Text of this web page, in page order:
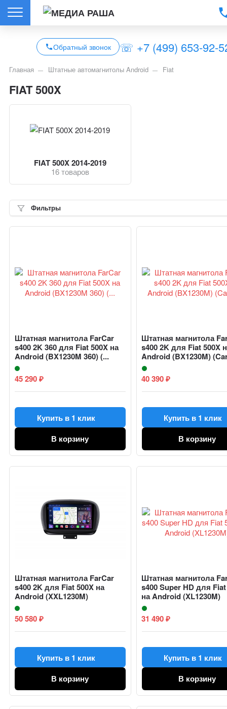
Обратный звонок ☏ +7 (499) 653-92-
Главная Штатные автомагнитолы Android Fiat
FIAT 500X
FIAT 500X 2014-2019
16 товаров
Фильтры
Штатная магнитола FarCar
s400 2K 360 для Fiat 500X на
Android (BX1230M 360) (...
45 290₽
Купить в 1 клик
В корзину
Штатная магнитола
s400 2K для Fiat 500X
Android (BX1230M)
40 390₽
Купить в 1 клик
В корзину
Штатная магнитола FarCar
s400 2K для Fiat 500X на
Android (XXL1230M)
50 580₽
Купить в 1 клик
В корзину
Штатная магнитола
s400 Super HD для
на Android (XL1230M)
31 490₽
Купить в 1 клик
В корзину